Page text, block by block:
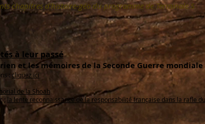
chapitres d'histoire-géo du programme de Terminale S
à leur passé
et les mémoires de la Seconde Guerre mondiale
: cliquez ici
de la Shoah
; la lente reconnaissance de la responsabilité française dans la rafle